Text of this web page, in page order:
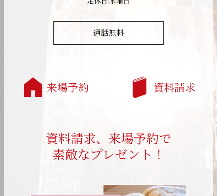
通話無料
来場予約 資料請求
資料請求、来場予約で
素敵なプレゼント！